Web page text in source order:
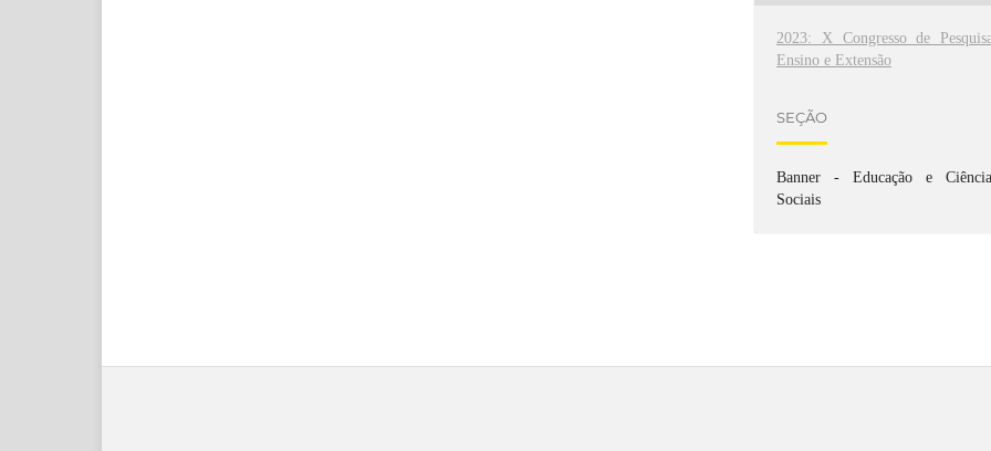
2023: X Congresso de
Ensino e Extensão
SEÇÃO
Banner - Educação e
Sociais